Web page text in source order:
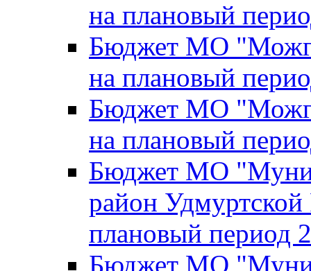
на плановый
Бюджет МО
на плановый
Бюджет МО
на плановый
Бюджет МО
район
плановый период
Бюджет МО